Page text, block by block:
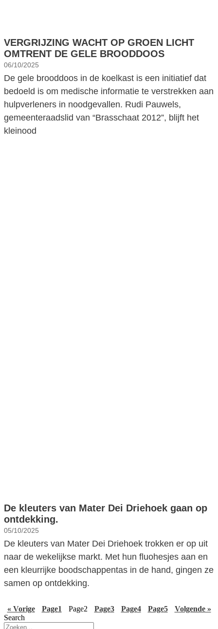
VERGRIJZING WACHT OP GROEN LICHT
OMTRENT DE GELE BROODDOOS
06/10/2025
De gele brooddoos in de koelkast is een initiatief dat
bedoeld is om medische informatie te verstrekken aan
hulpverleners in noodgevallen. Rudi Pauwels,
gemeenteraadslid van “Brasschaat 2012”, blijft het
kleinood
De kleuters van Mater Dei Driehoek gaan op
ontdekking.
05/10/2025
De kleuters van Mater Dei Driehoek trokken er op uit
naar de wekelijkse markt. Met hun fluohesjes aan en
een kleurrijke boodschappentas in de hand, gingen ze
samen op ontdekking.
« Vorige Page1 Page2 Page3 Page4 Page5
Volgende »
Search